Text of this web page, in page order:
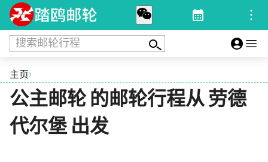
搜索邮轮行程
主页›
公主邮轮 的邮轮行程从 劳德
代尔堡 出发